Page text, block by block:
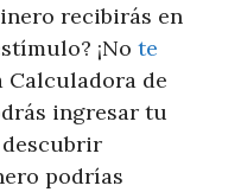
recibirás en
¡No te
Calculadora de
ingresar tu
podrías